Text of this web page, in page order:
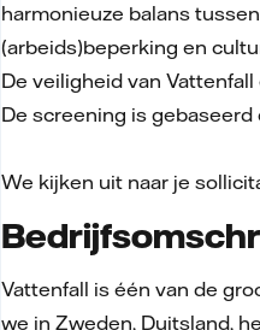
harmonieuze balans
(arbeids)beperking en
De veiligheid van
De screening is
We kijken uit naar je
Vattenfall is één van de
we in Zweden, Duitsland,